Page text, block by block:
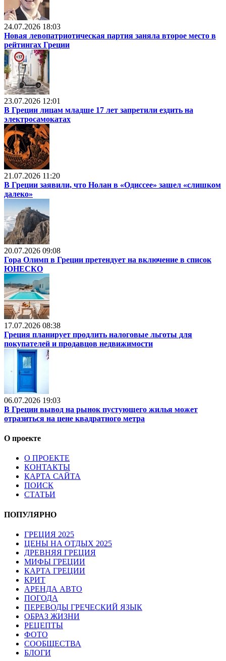
24.07.2026 18:03
Новая левопатриотическая партия заняла второе место в
рейтингах Греции
23.07.2026 12:01
В Греции лицам младше 17 лет запретили ездить на
электросамокатах
21.07.2026 11:20
В Греции заявили, что Нолан в «Одиссее» зашел «слишком
далеко»
20.07.2026 09:08
Гора Олимп в Греции претендует на включение в список
ЮНЕСКО
17.07.2026 08:38
Греция планирует продлить налоговые льготы для
покупателей и продавцов недвижимости
06.07.2026 19:03
В Греции вывод на рынок пустующего жилья может
отразиться на цене квадратного метра
О проекте
О ПРОЕКТЕ
КОНТАКТЫ
КАРТА САЙТА
ПОИСК
СТАТЬИ
ПОПУЛЯРНО
ГРЕЦИЯ 2025
ЦЕНЫ НА ОТДЫХ 2025
ДРЕВНЯЯ ГРЕЦИЯ
МИФЫ ГРЕЦИИ
КАРТА ГРЕЦИИ
КРИТ
АРЕНДА АВТО
ПОГОДА
ПЕРЕВОДЫ ГРЕЧЕСКИЙ ЯЗЫК
ОБРАЗ ЖИЗНИ
РЕЦЕПТЫ
ФОТО
СООБЩЕСТВА
БЛОГИ